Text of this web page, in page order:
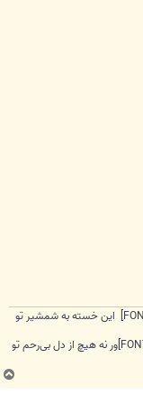
[FONT=lucida grande, tahoma, verdana, arial, sans-serif] این خسته به شمشیر تو
[FONT=lucida grande, tahoma, verdana, arial, sans-serif]ور نه هیچ از دل بی‌رحم تو